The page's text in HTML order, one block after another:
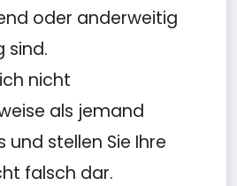
oder anderweitig
sind.
nicht
als jemand
und stellen Sie Ihre
falsch dar.